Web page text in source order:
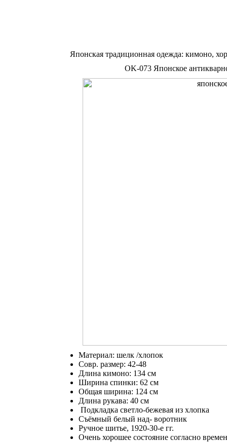
Японская традиционная одежда: кимоно,
OK-073 Японское
Материал: шелк /хлопок
Совр. размер: 42-48
Длина кимоно: 134 см
Ширина спинки: 62 см
Общая ширина: 124 см
Длина рукава: 40 см
Подкладка светло-бежевая из хлопка
Съёмный белый над- воротник
Ручное шитье, 1920-30-е гг.
Очень хорошее состояние согласно